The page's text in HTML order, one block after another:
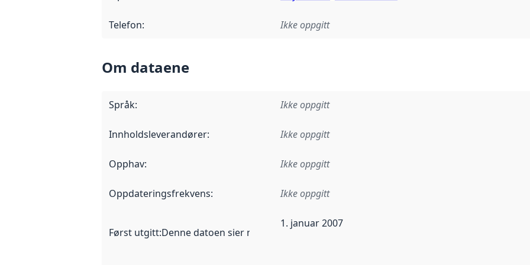
Telefon: Ikke oppgitt
Om dataene
Språk: Ikke oppgitt
Innholdsleverandører: Ikke oppgitt
Opphav: Ikke oppgitt
Oppdateringsfrekvens: Ikke oppgitt
Først utgitt:Denne datoen sier når dataene i dette datasettet første gang ble utgitt. Det kan
1. januar 2007